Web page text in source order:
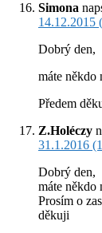
Simona
14.12.2015
Dobrý den,
máte někdo
Předem
Z.Holéczy
31.1.2016
Dobrý den,
máte někdo
Prosím o
děkuji